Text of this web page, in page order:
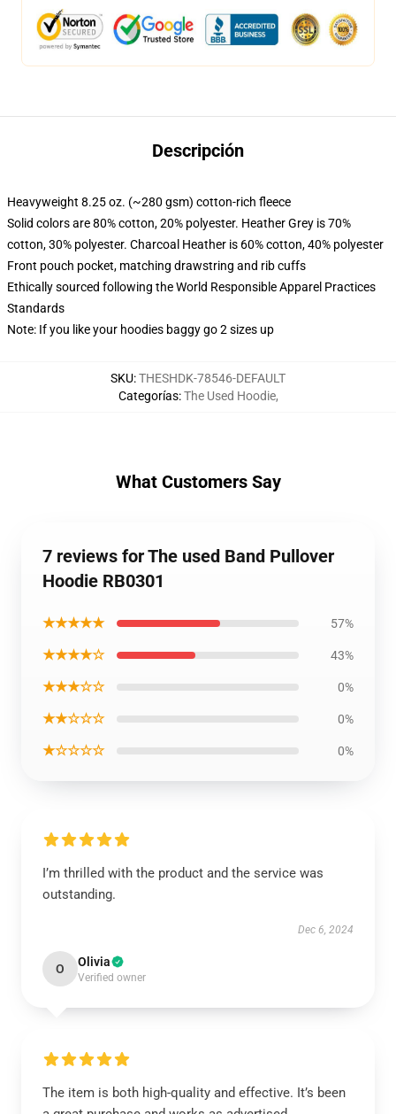
Descripción
Heavyweight 8.25 oz. (~280 gsm) cotton-rich fleece
Solid colors are 80% cotton, 20% polyester. Heather Grey is 70%
cotton, 30% polyester. Charcoal Heather is 60% cotton, 40% polyester
Front pouch pocket, matching drawstring and rib cuffs
Ethically sourced following the World Responsible Apparel Practices
Standards
Note: If you like your hoodies baggy go 2 sizes up
SKU:THESHDK-78546-DEFAULT
Categorías:The Used Hoodie,
What Customers Say
7 reviews for The used Band Pullover
Hoodie RB0301
★★★★★ 57%
★★★★☆ 43%
★★★☆☆ 0%
★★☆☆☆ 0%
★☆☆☆☆ 0%
I’m thrilled with the product and the service was
outstanding.
Dec 6, 2024
O Olivia
Verified owner
The item is both high-quality and effective. It’s been